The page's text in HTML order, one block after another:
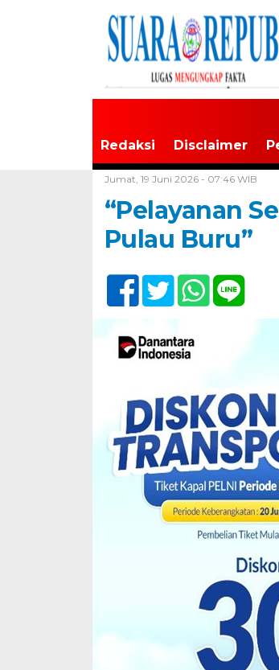
Redaksi Disclaimer
Jumat, 19 Juni 2026 - 07:46 WIB
“Pelayanan
Pulau Buru”